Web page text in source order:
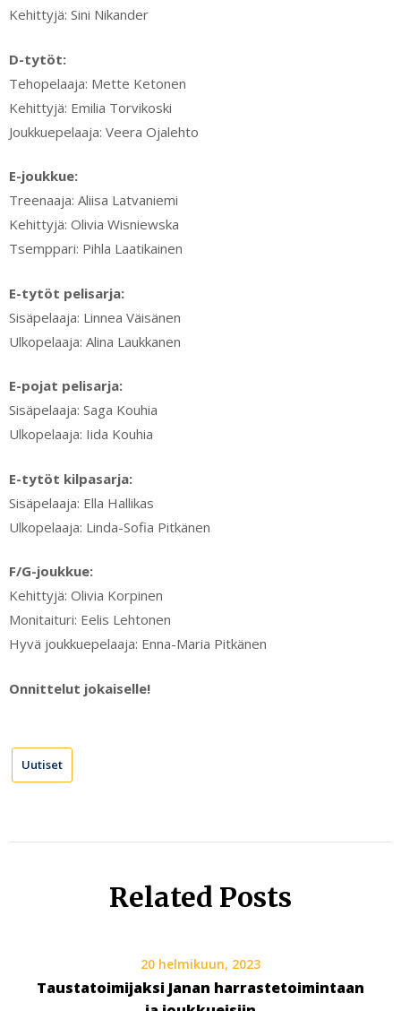
Kehittyjä: Sini Nikander
D-tytöt:
Tehopelaaja: Mette Ketonen
Kehittyjä: Emilia Torvikoski
Joukkuepelaaja: Veera Ojalehto
E-joukkue:
Treenaaja: Aliisa Latvaniemi
Kehittyjä: Olivia Wisniewska
Tsemppari: Pihla Laatikainen
E-tytöt pelisarja:
Sisäpelaaja: Linnea Väisänen
Ulkopelaaja: Alina Laukkanen
E-pojat pelisarja:
Sisäpelaaja: Saga Kouhia
Ulkopelaaja: Iida Kouhia
E-tytöt kilpasarja:
Sisäpelaaja: Ella Hallikas
Ulkopelaaja: Linda-Sofia Pitkänen
F/G-joukkue:
Kehittyjä: Olivia Korpinen
Monitaituri: Eelis Lehtonen
Hyvä joukkuepelaaja: Enna-Maria Pitkänen
Onnittelut jokaiselle!
Uutiset
Related Posts
20 helmikuun, 2023
Taustatoimijaksi Janan harrastetoimintaan